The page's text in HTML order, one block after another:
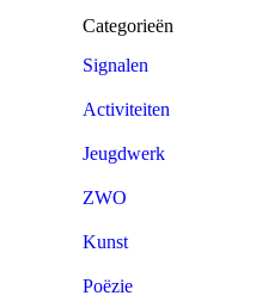
Categorieën
Signalen
Activiteiten
Jeugdwerk
ZWO
Kunst
Poëzie